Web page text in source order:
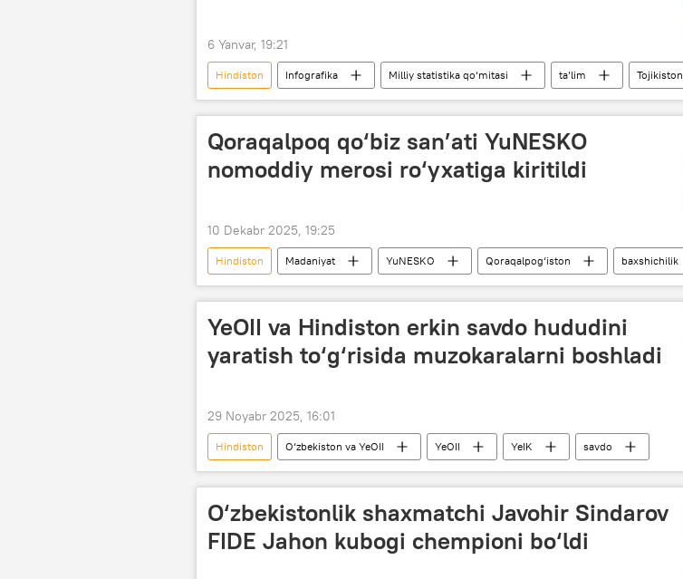
6 Yanvar, 19:21
Hindiston Infografika Milliy statistika qo‘mitasi ta’lim
Tojikiston
Turkmaniston
Qoraqalpoq qo‘biz san’ati YuNESKO
nomoddiy merosi ro‘yxatiga kiritildi
10 Dekabr 2025, 19:25
Hindiston Madaniyat YuNESKO Qoraqalpog‘iston baxshichilik
YeOII va Hindiston erkin savdo hududini
yaratish to‘g‘risida muzokaralarni boshladi
29 Noyabr 2025, 16:01
Hindiston O‘zbekiston va YeOII YeOII YeIK savdo
O‘zbekistonlik shaxmatchi Javohir Sindarov
FIDE Jahon kubogi chempioni bo‘ldi